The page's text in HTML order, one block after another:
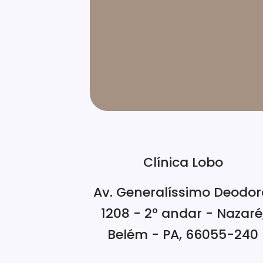
Clínica Lobo
Av. Generalíssimo
1208 - 2º andar -
Belém - PA, 66055-240